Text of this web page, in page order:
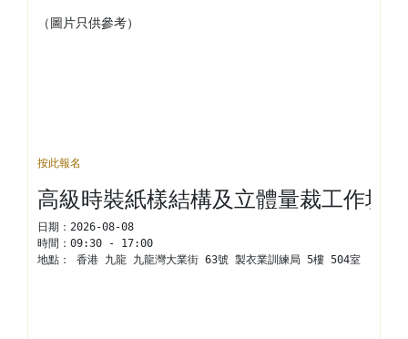
（圖片只供參考）
按此報名
高級時裝紙樣結構及立體量裁工作坊 (
日期： 2026-08-08
時間： 09:30 - 17:00
地點： 香港 九龍 九龍灣大業街 63號 製衣業訓練局 5樓 504室